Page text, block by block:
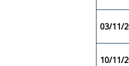
03/11/
10/11/